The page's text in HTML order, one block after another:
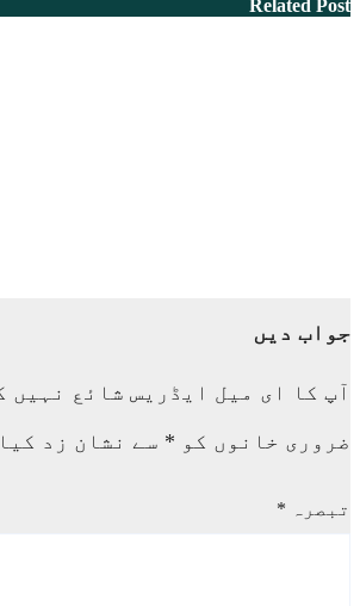
Related Post
جواب دیں
آپ کا ای میل ایڈریس شائع نہیں
ضروری خانوں کو * سے نشان زد
تبصرہ *